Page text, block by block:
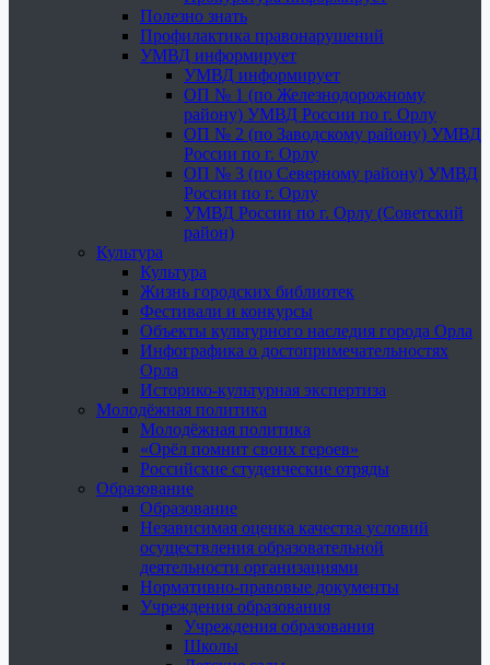
Полезно знать
Профилактика правонарушений
УМВД информирует
УМВД информирует
ОП № 1 (по Железнодорожному
району) УМВД России по г. Орлу
ОП № 2 (по Заводскому району) УМВД
России по г. Орлу
ОП № 3 (по Северному району) УМВД
России по г. Орлу
УМВД России по г. Орлу (Советский
район)
Культура
Культура
Жизнь городских библиотек
Фестивали и конкурсы
Объекты культурного наследия города Орла
Инфографика о достопримечательностях
Орла
Историко-культурная экспертиза
Молодёжная политика
Молодёжная политика
«Орёл помнит своих героев»
Российские студенческие отряды
Образование
Образование
Независимая оценка качества условий
осуществления образовательной
деятельности организациями
Нормативно-правовые документы
Учреждения образования
Учреждения образования
Школы